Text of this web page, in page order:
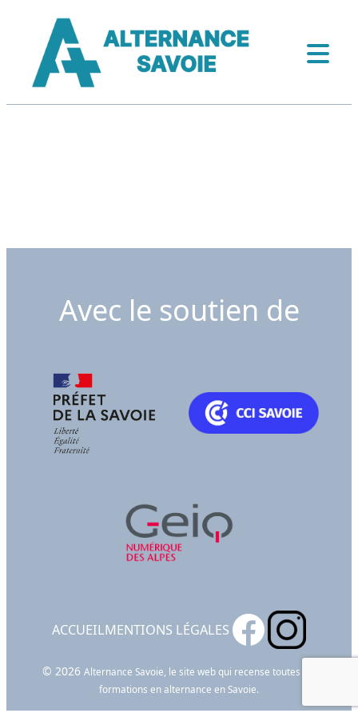
Avec le soutien de
ACCUEILMENTIONS LÉGALES
© 2026 Alternance Savoie, le site web qui recense toutes les
formations en alternance en Savoie.